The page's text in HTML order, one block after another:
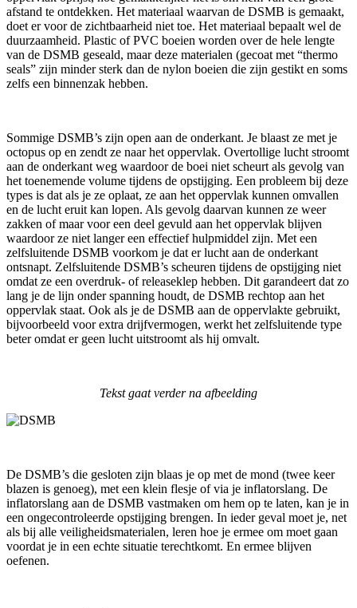
afstand te ontdekken. Het materiaal waarvan de DSMB is gemaakt,
doet er voor de zichtbaarheid niet toe. Het materiaal bepaalt wel de
duurzaamheid. Plastic of PVC boeien worden over de hele lengte
van de DSMB geseald, maar deze materialen (gecoat met “thermo
seals” zijn minder sterk dan de nylon boeien die zijn gestikt en soms
zelfs een binnenzak hebben.
Sommige DSMB’s zijn open aan de onderkant. Je blaast ze met je
octopus op en zendt ze naar het oppervlak. Overtollige lucht stroomt
aan de onderkant weg waardoor de boei niet scheurt als gevolg van
het toenemende volume tijdens de opstijging. Een probleem bij deze
types is dat als je ze oplaat, ze aan het oppervlak kunnen omvallen
en de lucht eruit kan lopen. Als gevolg daarvan kunnen ze weer
zakken of maar voor een deel gevuld aan het oppervlak blijven
waardoor ze niet langer een effectief hulpmiddel zijn. Met een
zelfsluitende DSMB voorkom je dat er lucht aan de onderkant
ontsnapt. Zelfsluitende DSMB’s scheuren tijdens de opstijging niet
omdat ze een overdruk- of releaseklep hebben. Dit garandeert dat zo
lang je de lijn onder spanning houdt, de DSMB rechtop aan het
oppervlak staat. Ook als je de DSMB aan de oppervlakte gebruikt,
bijvoorbeeld voor extra drijfvermogen, werkt het zelfsluitende type
beter omdat er geen lucht uitstroomt als hij omvalt.
Tekst gaat verder na afbeelding
De DSMB’s die gesloten zijn blaas je op met de mond (twee keer
blazen is genoeg), met een klein flesje of via je inflatorslang. De
inflatorslang aan de DSMB vastmaken om hem op te laten, kan je in
een ongecontroleerde opstijging brengen. In ieder geval moet je, net
als bij alle veiligheidsmaterialen, leren hoe je ermee om moet gaan
voordat je in een echte situatie terechtkomt. En ermee blijven
oefenen.